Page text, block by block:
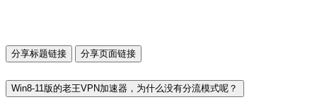
分享标题链接 分享页面链接
Win8-11版的老王VPN加速器，为什么没有分流模式呢？